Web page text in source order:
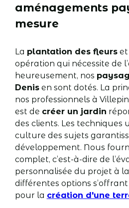
aménagements
mesure
La plantation des fleurset
opération qui nécessite de
heureusement, nos
Denisen sont dotés. La
nos professionnels à
est de créer un jardin
des clients. Les techniques
culture des sujets
développement. Nous
complet, c’est-à-dire de
personnalisée du projet à
différentes options
pour la création d'une